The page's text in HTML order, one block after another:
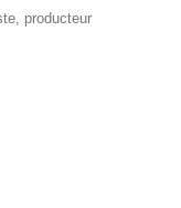
producteur